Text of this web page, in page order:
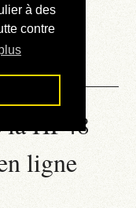
à des
contre
la HP48
ligne